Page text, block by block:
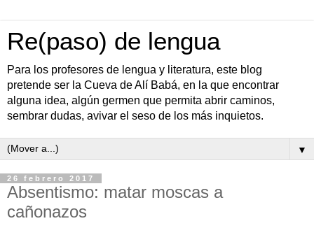
Re(paso) de lengua
Para los profesores de lengua y literatura, este blog
pretende ser la Cueva de Alí Babá, en la que encontrar
alguna idea, algún germen que permita abrir caminos,
sembrar dudas, avivar el seso de los más inquietos.
▼
26 febrero 2017
Absentismo: matar moscas a
cañonazos